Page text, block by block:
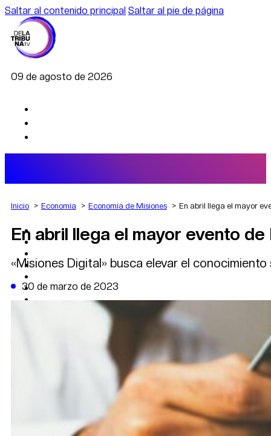
Saltar al contenido principal Saltar al pie de página
09 de agosto de 2026
AGRO
DEPORTES
POLÍTICA
DATA FIRME
DE LA TRIBUNA TV
Inicio Economía Economía de Misiones En abril llega el mayor
En abril llega el mayor evento
«Misiones Digital» busca elevar el
30 de marzo de 2023